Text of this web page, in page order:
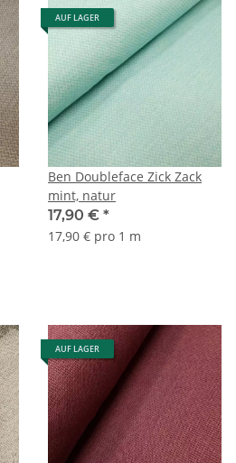
AUF LAGER
Ben Doubleface Zick Zack
mint, natur
17,90 € *
17,90 € pro 1 m
AUF LAGER